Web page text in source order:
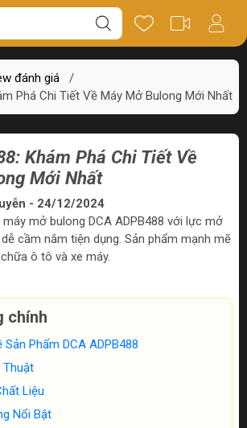
đánh giá
/
Phá Chi Tiết Về Máy Mở Bulong Mới Nhất
Khám Phá Chi Tiết Về
Mới Nhất
- 24/12/2024
mở bulong DCA ADPB488 với lực mở
cầm nắm tiện dụng. Sản phẩm mạnh mẽ
ô tô và xe máy.
chính
Sản Phẩm DCA ADPB488
Thuật
Liệu
Nổi Bật